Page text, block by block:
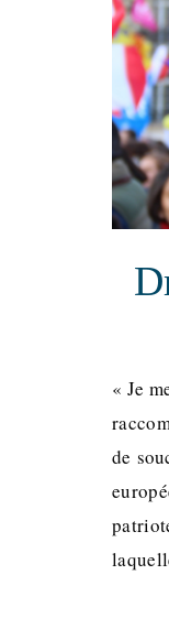
« Je
de